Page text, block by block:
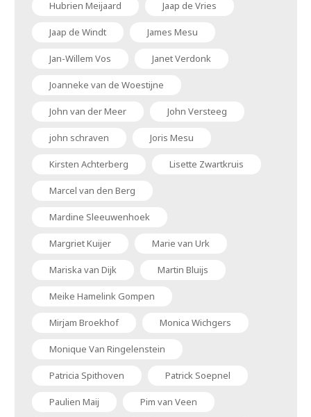
Hubrien Meijaard Jaap de Vries
Jaap de Windt James Mesu
Jan-Willem Vos Janet Verdonk
Joanneke van de Woestijne
John van der Meer John Versteeg
john schraven Joris Mesu
Kirsten Achterberg Lisette Zwartkruis
Marcel van den Berg
Mardine Sleeuwenhoek
Margriet Kuijer Marie van Urk
Mariska van Dijk Martin Bluijs
Meike Hamelink Gompen
Mirjam Broekhof Monica Wichgers
Monique Van Ringelenstein
Patricia Spithoven Patrick Soepnel
Paulien Maij Pim van Veen